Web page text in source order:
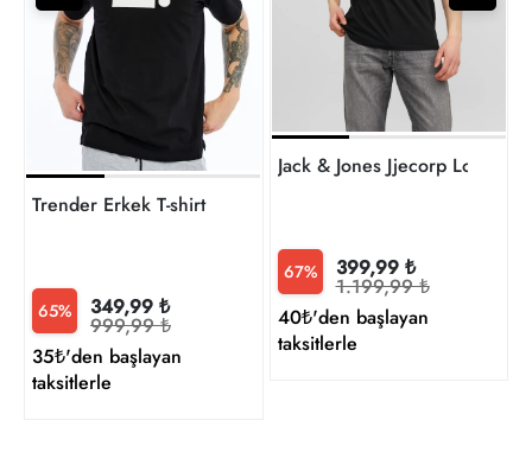
Trender Erkek T-shirt
65% 349,99 ₺
999,99 ₺
35₺'den başlayan
taksitlerle
67% 399,99 ₺
1.199,99 ₺
40₺'den başlayan
taksitlerle